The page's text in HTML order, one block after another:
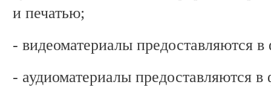
и печатью;
- видеоматериалы предоставляются
- аудиоматериалы предоставляются